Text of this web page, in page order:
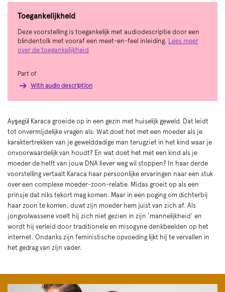
Ayşegül Karaca groeide op in een gezin met huiselijk geweld. Dat leidt
tot onvermijdelijke vragen als: Wat doet het met een moeder als je
karaktertrekken van je gewelddadige man terugziet in het kind waar je
onvoorwaardelijk van houdt? En wat doet het met een kind als je
moeder de helft van jouw DNA liever weg wil stoppen? In haar derde
voorstelling vertaalt Karaca haar persoonlijke ervaringen naar een stuk
over een complexe moeder-zoon-relatie. Midas groeit op als een
prinsje dat niks tekort mag komen. Maar in een poging om dichterbij
haar zoon te komen, duwt zijn moeder hem juist van zich af. Als
jongvolwassene voelt hij zich niet gezien in zijn ‘mannelijkheid’ en
wordt hij verleid door traditionele en misogyne denkbeelden op het
internet. Ondanks zijn feministische opvoeding lijkt hij te vervallen in
het gedrag van zijn vader.
Toegankelijkheid
Deze voorstelling is toegankelijk met audiodescriptie door een
blindentolk met vooraf een meet-en-feel inleiding. Lees meer
over de toegankelijkheid
Part of
With audio description